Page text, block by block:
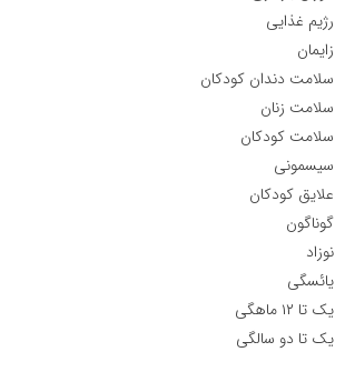
رژیم غذایی
زایمان
سلامت دندان کودکان
سلامت زنان
سلامت کودکان
سیسمونی
علایق کودکان
گوناگون
نوزاد
یائسگی
یک تا ۱۲ ماهگی
یک تا دو سالگی